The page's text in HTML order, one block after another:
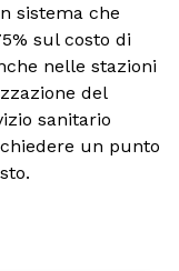
sistema che
sul costo di
nelle stazioni
del
sanitario
un punto